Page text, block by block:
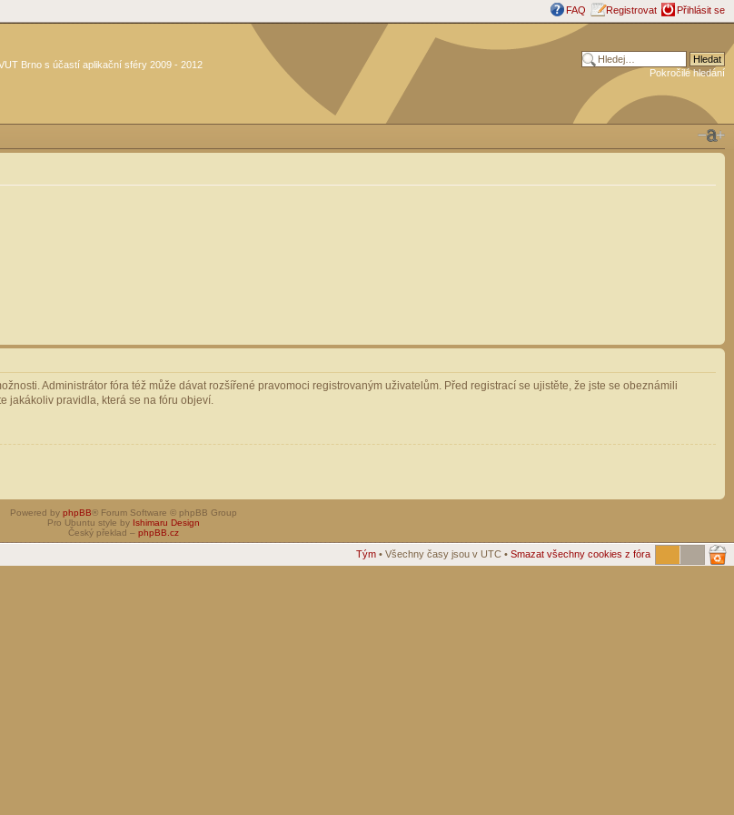
FAQ Registrovat Přihlásit se
Brno s účastí aplikační sféry 2009 - 2012
Pokročilé hledání
Administrátor fóra též může dávat rozšířené pravomoci registrovaným uživatelům. Před registrací se ujistěte, že jste se obeznámili
jakákoliv pravidla, která se na fóru objeví.
Powered by phpBB® Forum Software © phpBB Group
Pro Ubuntu style by Ishimaru Design
Český překlad – phpBB.cz
Tým • Všechny časy jsou v UTC • Smazat všechny cookies z fóra